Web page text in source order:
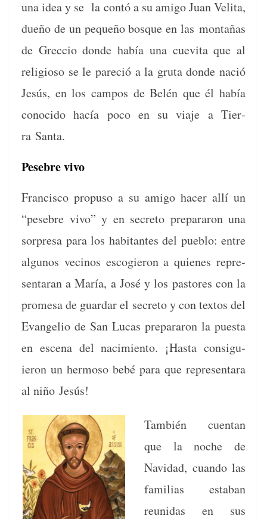
una idea y se la con­tó a su ami­go Juan Veli­ta,
dueño de un pequeño bosque en las mon­tañas
de Grec­cio donde había una cue­vi­ta que al
reli­gioso se le pare­ció a la gru­ta donde nació
Jesús, en los cam­pos de Belén que él había
cono­ci­do hacía poco en su via­je a Tier­
ra Santa.
Pesebre vivo
Fran­cis­co pro­pu­so a su ami­go hac­er allí un
“pese­bre vivo” y en secre­to prepararon una
sor­pre­sa para los habi­tantes del pueblo: entre
algunos veci­nos esco­gieron a quienes rep­re­
sen­taran a María, a José y los pas­tores con la
prome­sa de guardar el secre­to y con tex­tos del
Evan­ge­lio de San Lucas prepararon la pues­ta
en esce­na del nacimien­to. ¡Has­ta con­sigu­
ieron un her­moso bebé para que rep­re­sen­tara
al niño Jesús!
Tam­bién cuen­tan
que la noche de
Navi­dad, cuan­do las
famil­ias esta­ban
reunidas en sus